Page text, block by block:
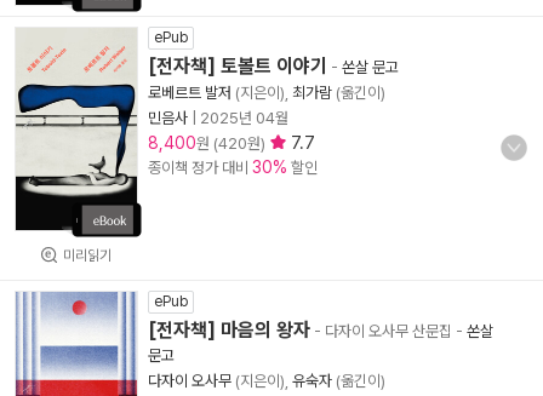
미리읽기
ePub
[전자책] 토볼트 이야기 - 쏜살 문고
로베르트 발저 (지은이), 최가람 (옮긴이)
민음사
2025년 04월
8,400원 (420원) 7.7
종이책 정가 대비 30% 할인
ePub
[전자책] 마음의 왕자 - 다자이 오사무 산문집 - 쏜살
문고
다자이 오사무 (지은이), 유숙자 (옮긴이)